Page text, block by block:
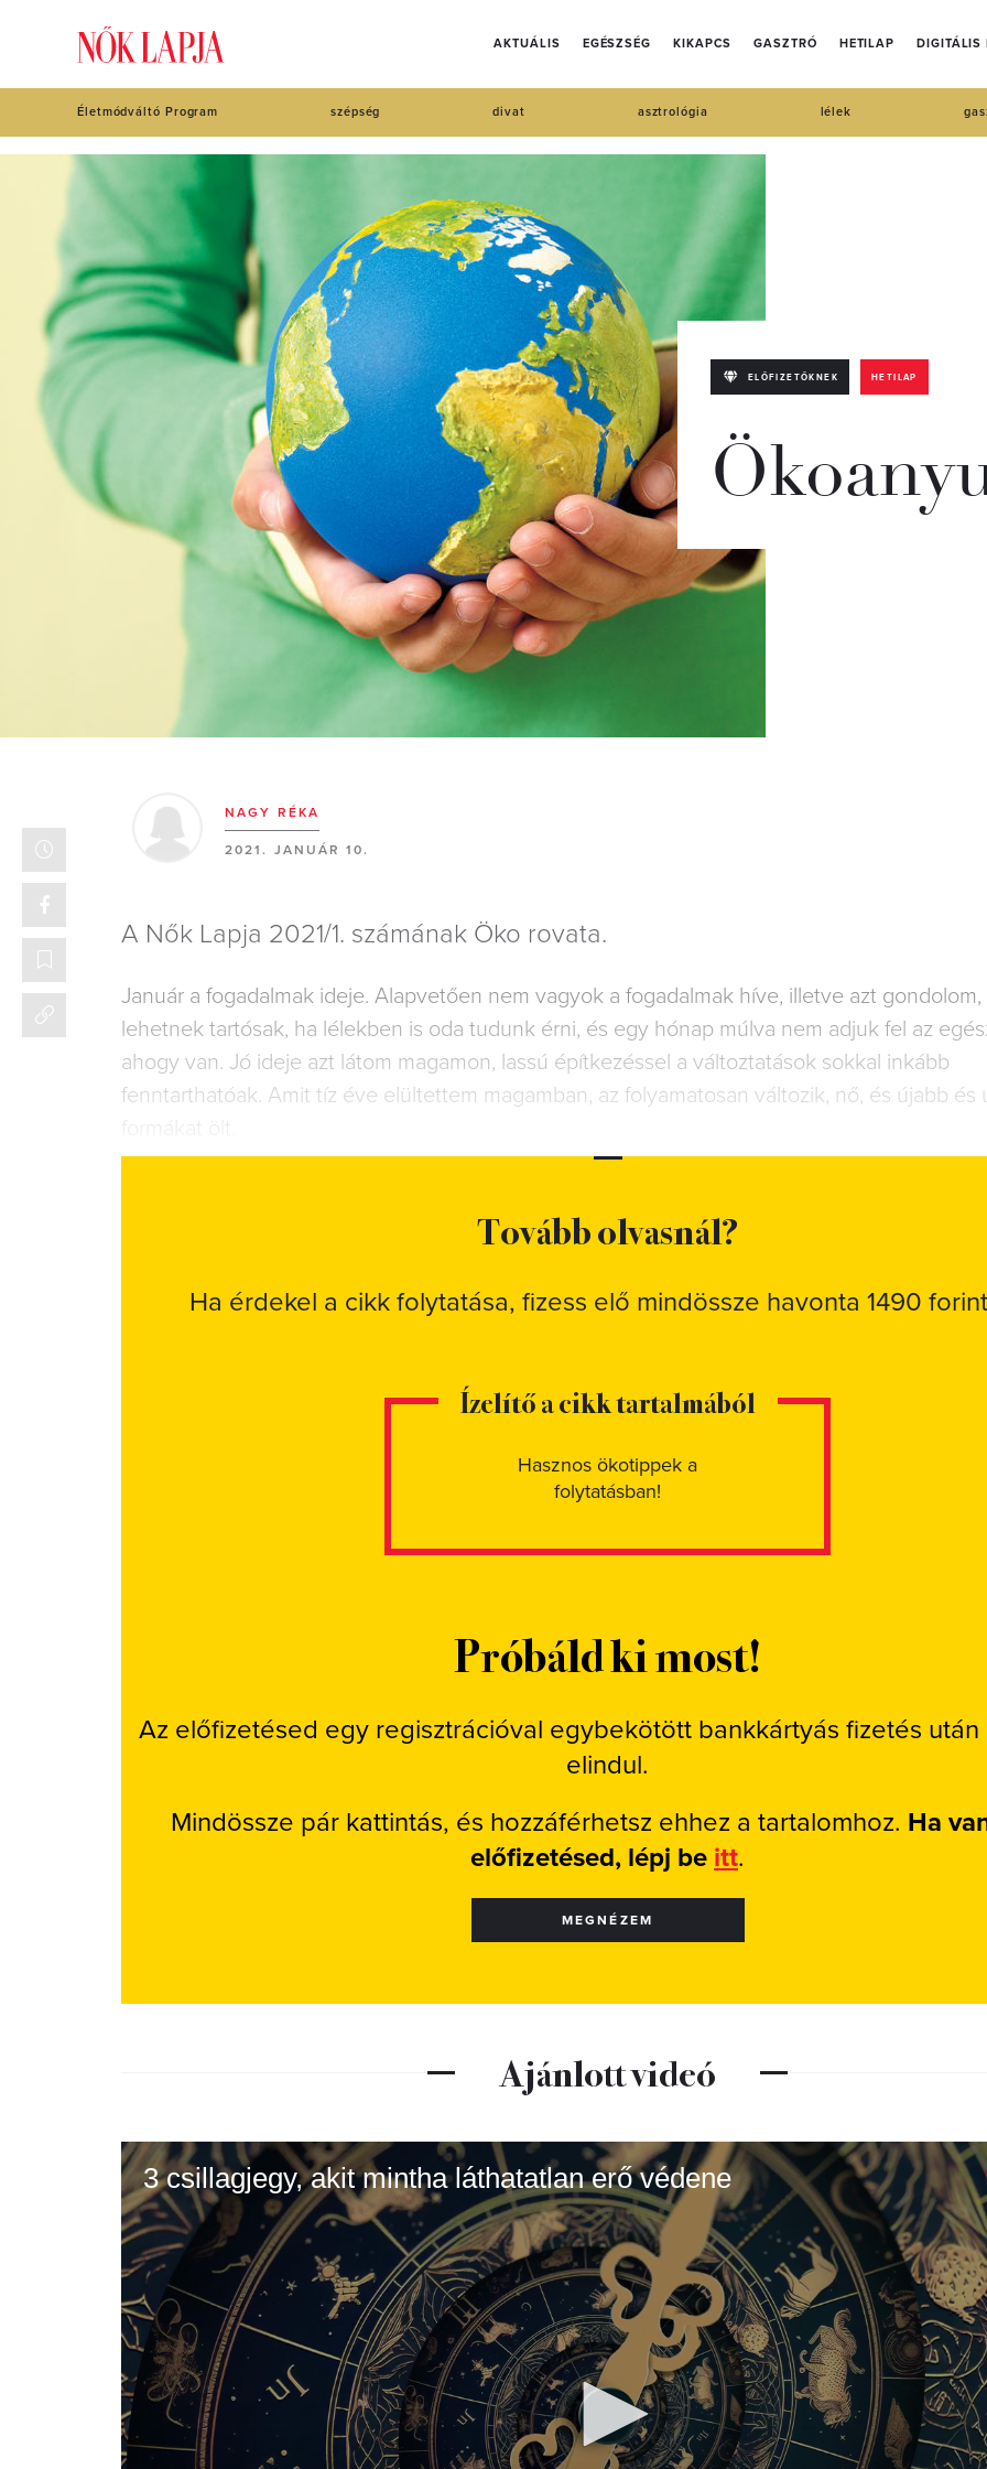
AKTUÁLIS EGÉSZSÉG KIKAPCS GASZTRÓ HETILAP DIGITÁLIS
Életmódváltó Program szépség divat asztrológia lélek
ELŐFIZETŐKNEK HETILAP
NAGY RÉKA
2021. JANUÁR 10.
A Nők Lapja 2021/1. számának Öko rovata.
Január a fogadalmak ideje. Alapvetően nem vagyok a fogadalmak híve, illetve azt
lehetnek tartósak, ha lélekben is oda tudunk érni, és egy hónap múlva nem adjuk fel az
ahogy van. Jó ideje azt látom magamon, lassú építkezéssel a változtatások sokkal inkább
fenntarthatóak. Amit tíz éve elültettem magamban, az folyamatosan változik, nő, és újabb és
Tovább olvasnál?
Ha érdekel a cikk folytatása, fizess elő mindössze havonta 1490
Ízelítő a cikk tartalmából
Hasznos ökotippek a
folytatásban!
Próbáld ki most!
Az előfizetésed egy regisztrációval egybekötött bankkártyás fizetés után
elindul.
Mindössze pár kattintás, és hozzáférhetsz ehhez a tartalomhoz. Ha
előfizetésed, lépj be itt.
MEGNÉZEM
Ajánlott videó
3 csillagjegy, akit mintha láthatatlan erő védene